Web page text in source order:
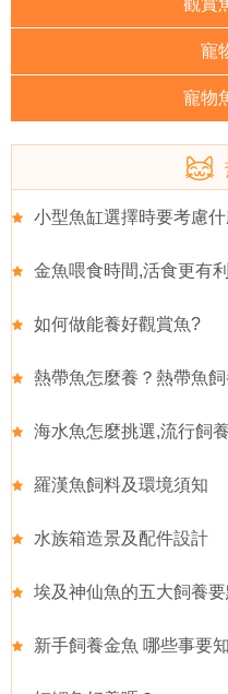
觀賞
寵
寵物
小型魚缸選擇時要考慮
金魚喂食時間,活食更有
如何做能養好觀賞魚?
熱帶魚怎麼養？熱帶魚
海水魚怎麼挑選,流行飼
羅漢魚飼料及環境須知
水族箱造景及配件設計
埃及神仙魚的五大飼養
新手飼養金魚 哪些事要